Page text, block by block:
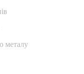
металу